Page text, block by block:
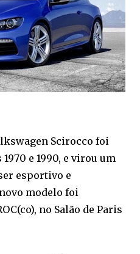
Scirocco foi
e 1990, e virou um
esportivo e
modelo foi
no Salão de Paris